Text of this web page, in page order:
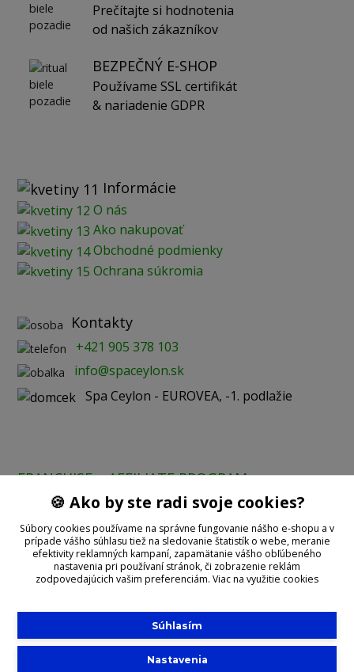
Prečítajte si hodnotenia
od našich zákazníkov
BEZPEČNÝ E-SHOP
Používame SSL certifikát
& nariadenie GDPR
Informácie
O nás
Ako nakupovať
Obchodné podmienky
Ochrana súkromia
Kontakty
+421 905 378 103
info@spaceylon.sk
Spa Ceylon - EUROVEA, -1. podlažie
FRANCHISE AFFILIATE PROGRAM
Prijímame online platby:
©2020 With
🍪 Ako by ste radi svoje cookies?
Súbory cookies používame na správne fungovanie nášho e-shopu a v
prípade vášho súhlasu tiež na sledovanie štatistík o webe, meranie
efektivity reklamných kampaní, zapamätanie vášho obľúbeného
nastavenia pri používaní stránok, či zobrazenie reklám
zodpovedajúcich vašim preferenciám. Viac na využitie cookies
Nastavenia
Súhlasím